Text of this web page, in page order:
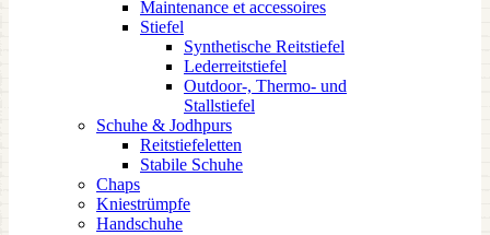
Maintenance et accessoires
Stiefel
Synthetische Reitstiefel
Lederreitstiefel
Outdoor-, Thermo- und
Stallstiefel
Schuhe & Jodhpurs
Reitstiefeletten
Stabile Schuhe
Chaps
Kniestrümpfe
Handschuhe